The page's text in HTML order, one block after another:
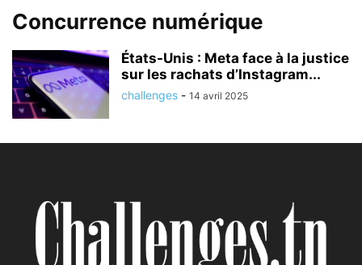
Concurrence numérique
États-Unis : Meta face à la justice
sur les rachats d’Instagram...
challenges - 14 avril 2025